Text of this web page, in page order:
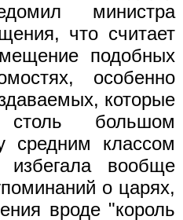
министра
что считает
подобных
особенно
которые
большом
средним классом
вообще
о царях,
вроде "король